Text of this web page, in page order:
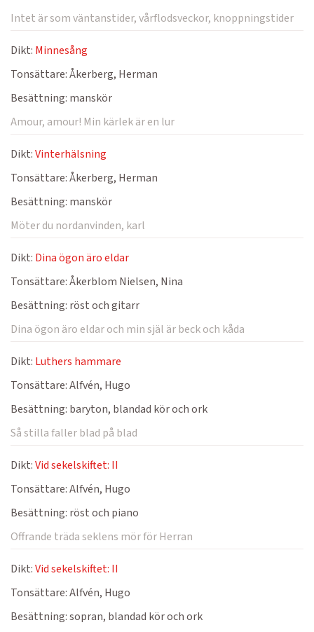
Intet är som väntanstider, vårflodsveckor, knoppningstider
Dikt: Minnesång
Tonsättare:Åkerberg, Herman
Besättning: manskör
Amour, amour! Min kärlek är en lur
Dikt:Vinterhälsning
Tonsättare:Åkerberg, Herman
Besättning: manskör
Möter du nordanvinden, karl
Dikt: Dina ögon äro eldar
Tonsättare:Åkerblom Nielsen, Nina
Besättning: röst och gitarr
Dina ögon äro eldar och min själ är beck och kåda
Dikt: Luthers hammare
Tonsättare:Alfvén, Hugo
Besättning: baryton, blandad kör och ork
Så stilla faller blad på blad
Dikt:Vid sekelskiftet: II
Tonsättare:Alfvén, Hugo
Besättning: röst och piano
Offrande träda seklens mör för Herran
Dikt:Vid sekelskiftet: II
Tonsättare:Alfvén, Hugo
Besättning:sopran, blandad kör och ork